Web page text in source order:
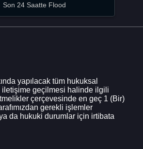
Son 24 Saatte Flood
yapılacak tüm hukuksal
geçilmesi halinde ilgili
çerçevesinde en geç 1 (Bir)
gerekli işlemler
ya da hukuki durumlar için irtibata